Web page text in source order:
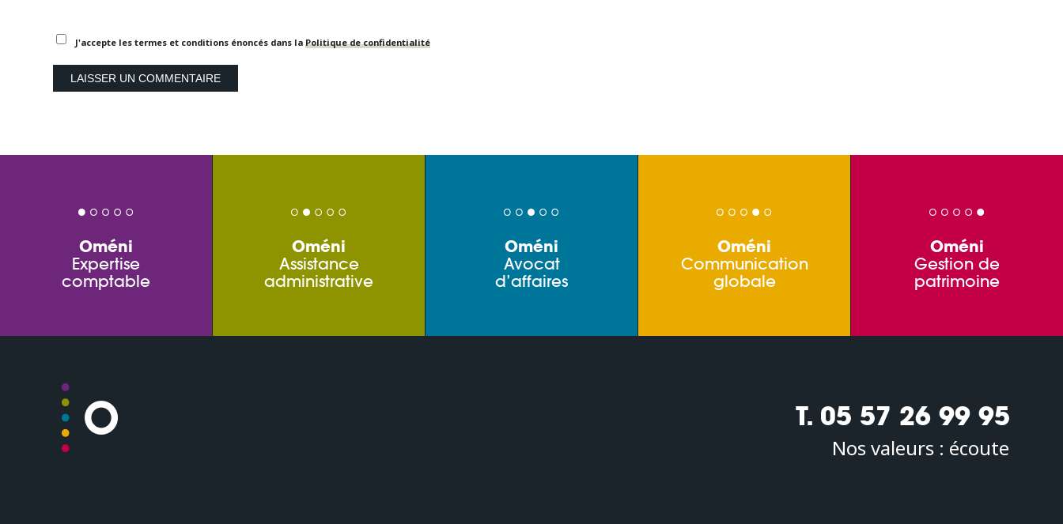
J'accepte les termes et conditions énoncés dans la Politique de confidentialité
Oméni
Expertise
comptable
Oméni
Assistance
administrative
Oméni
Avocat
d’affaires
Oméni
Communication
globale
Oméni
Gestion de
patrimoine
T. 05 57 26 99 95
Nos valeurs : écoute